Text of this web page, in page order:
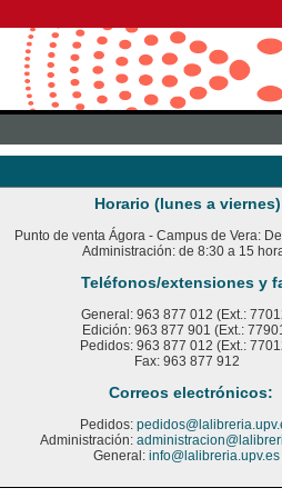
Horario (lunes a
Punto de venta Ágora - Campus de Vera:
Administración: de 8:30 a 15
Teléfonos/extensiones y
General: 963 877 012 (Ext.:
Edición: 963 877 901 (Ext.:
Pedidos: 963 877 012 (Ext.:
Fax: 963 877 912
Correos electrónicos:
Pedidos:
Administración:
General: info@lalibreria.upv.es